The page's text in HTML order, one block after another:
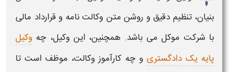
بنیان، تنظیم دقیق و روشن متن وکالت نامه و قرارداد مالی
با شرکت موکل می باشد. همچنین، این وکیل، چه وکیل
پایه یک دادگستری و چه کارآموز وکالت، موظف است تا